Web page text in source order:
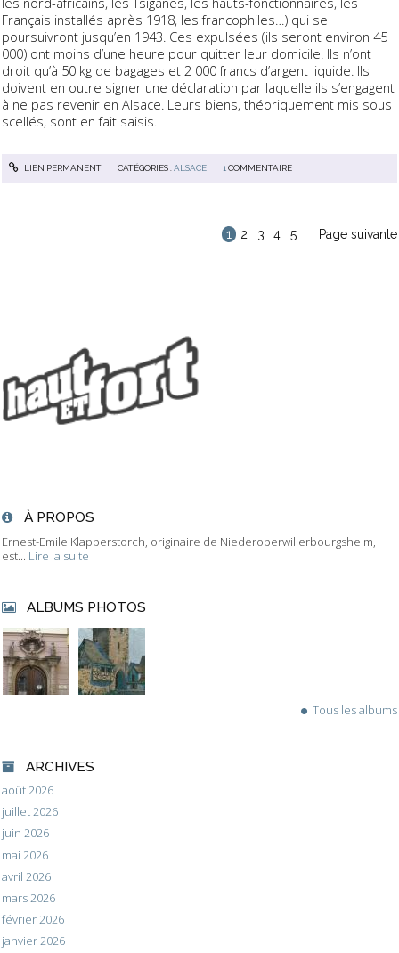
À PROPOS
Ernest-Emile Klapperstorch, originaire de Niederoberwillerbourgsheim,
est... Lire la suite
ALBUMS PHOTOS
Tous les albums
ARCHIVES
août 2026
juillet 2026
juin 2026
mai 2026
avril 2026
mars 2026
février 2026
janvier 2026
Français installés après 1918, les francophiles…) qui se
poursuivront jusqu’en 1943. Ces expulsées (ils seront environ 45
000) ont moins d’une heure pour quitter leur domicile. Ils n’ont
droit qu’à 50 kg de bagages et 2 000 francs d’argent liquide. Ils
doivent en outre signer une déclaration par laquelle ils s’engagent
à ne pas revenir en Alsace. Leurs biens, théoriquement mis sous
scellés, sont en fait saisis.
LIEN PERMANENT CATÉGORIES :ALSACE 1 COMMENTAIRE
1 2 3 4 5 Page suivante